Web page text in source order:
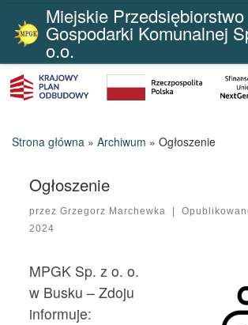
Przejdź do treści
Miejskie Przedsiębiorstwo
Gospodarki Komunalnej
o.o.
Strona główna » Archiwum » Ogłoszenie
Ogłoszenie
przezGrzegorz Marchewka |
2024
MPGK Sp. z o. o.
w Busku – Zdoju
informuje: